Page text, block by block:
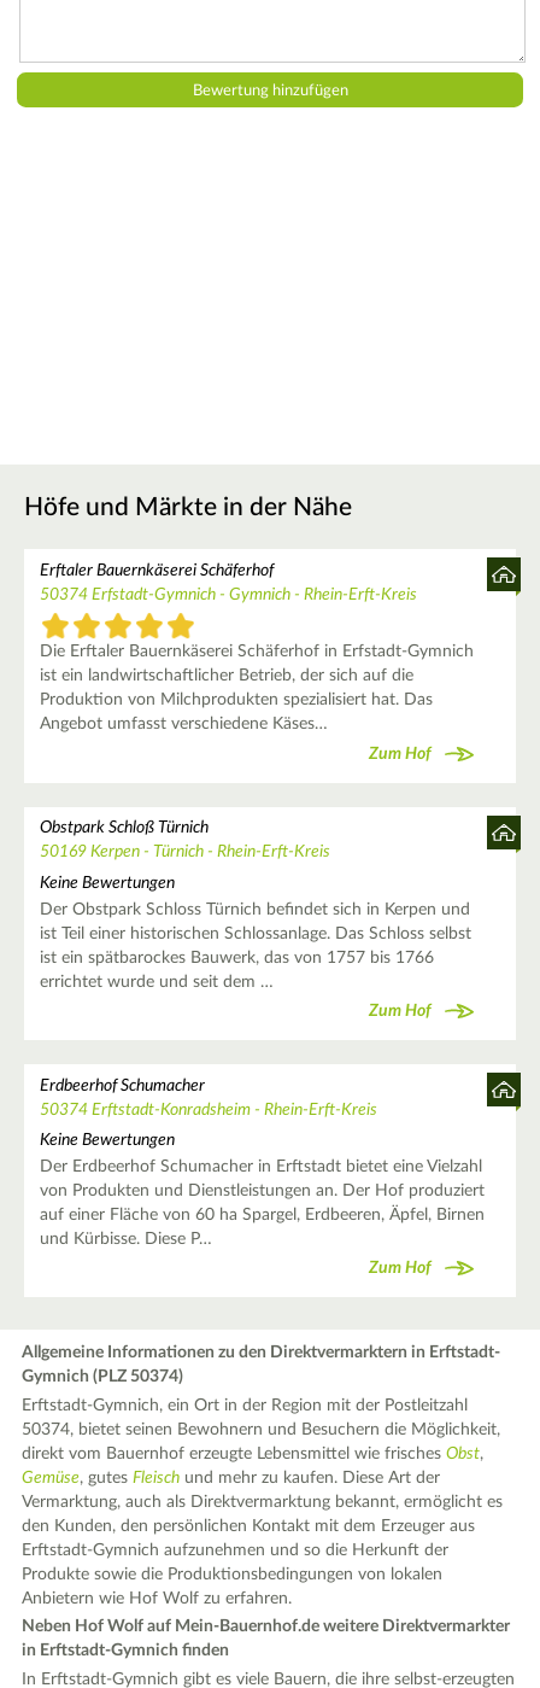
Höfe und Märkte in der Nähe
Erftaler Bauernkäserei Schäferhof
50374 Erfstadt-Gymnich - Gymnich - Rhein-Erft-Kreis
Die Erftaler Bauernkäserei Schäferhof in Erfstadt-Gymnich
ist ein landwirtschaftlicher Betrieb, der sich auf die
Produktion von Milchprodukten spezialisiert hat. Das
Angebot umfasst verschiedene Käses…
Zum Hof
Obstpark Schloß Türnich
50169 Kerpen - Türnich - Rhein-Erft-Kreis
Keine Bewertungen
Der Obstpark Schloss Türnich befindet sich in Kerpen und
ist Teil einer historischen Schlossanlage. Das Schloss selbst
ist ein spätbarockes Bauwerk, das von 1757 bis 1766
errichtet wurde und seit dem …
Zum Hof
Erdbeerhof Schumacher
50374 Erftstadt-Konradsheim - Rhein-Erft-Kreis
Keine Bewertungen
Der Erdbeerhof Schumacher in Erftstadt bietet eine Vielzahl
von Produkten und Dienstleistungen an. Der Hof produziert
auf einer Fläche von 60 ha Spargel, Erdbeeren, Äpfel, Birnen
und Kürbisse. Diese P…
Zum Hof
Allgemeine Informationen zu den Direktvermarktern in Erftstadt-
Gymnich (PLZ 50374)
Erftstadt-Gymnich, ein Ort in der Region mit der Postleitzahl
50374, bietet seinen Bewohnern und Besuchern die Möglichkeit,
direkt vom Bauernhof erzeugte Lebensmittel wie frischesObst,
Gemüse, gutesFleisch und mehr zu kaufen. Diese Art der
Vermarktung, auch als Direktvermarktung bekannt, ermöglicht es
den Kunden, den persönlichen Kontakt mit dem Erzeuger aus
Erftstadt-Gymnich aufzunehmen und so die Herkunft der
Produkte sowie die Produktionsbedingungen von lokalen
Anbietern wie Hof Wolf zu erfahren.
Neben Hof Wolf auf Mein-Bauernhof.de weitere Direktvermarkter
in Erftstadt-Gymnich finden
In Erftstadt-Gymnich gibt es viele Bauern, die ihre selbst-erzeugten